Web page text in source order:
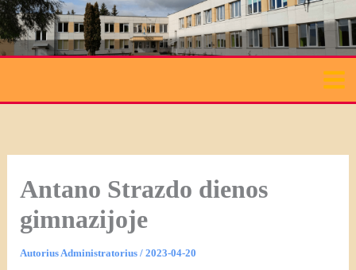
Pereiti
prie
turinio
Antano Strazdo dienos
gimnazijoje
AutoriusAdministratorius / 2023-04-20